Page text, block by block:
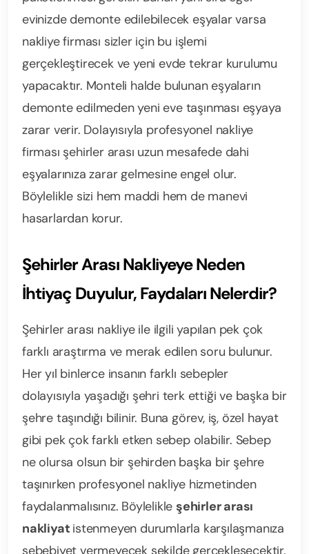
evinizde demonte edilebilecek eşyalar varsa
nakliye firması sizler için bu işlemi
gerçekleştirecek ve yeni evde tekrar kurulumu
yapacaktır. Monteli halde bulunan eşyaların
demonte edilmeden yeni eve taşınması eşyaya
zarar verir. Dolayısıyla profesyonel nakliye
firması şehirler arası uzun mesafede dahi
eşyalarınıza zarar gelmesine engel olur.
Böylelikle sizi hem maddi hem de manevi
hasarlardan korur.
Şehirler Arası Nakliyeye Neden
İhtiyaç Duyulur, Faydaları Nelerdir?
Şehirler arası nakliye ile ilgili yapılan pek çok
farklı araştırma ve merak edilen soru bulunur.
Her yıl binlerce insanın farklı sebepler
dolayısıyla yaşadığı şehri terk ettiği ve başka bir
şehre taşındığı bilinir. Buna görev, iş, özel hayat
gibi pek çok farklı etken sebep olabilir. Sebep
ne olursa olsun bir şehirden başka bir şehre
taşınırken profesyonel nakliye hizmetinden
faydalanmalısınız. Böylelikleşehirler arası
nakliyat istenmeyen durumlarla karşılaşmanıza
sebebiyet vermeyecek şekilde gerçekleşecektir.